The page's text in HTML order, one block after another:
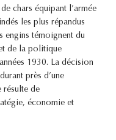
chars équipant l’armée
les plus répandus
engins témoignent du
de la politique
1930. La décision
près d’une
résulte de
économie et